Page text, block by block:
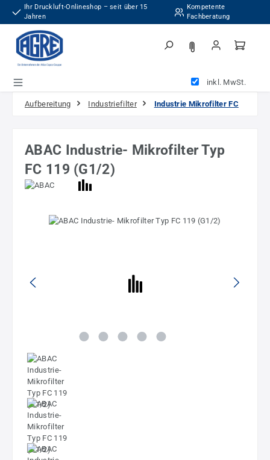
Zum Hauptinhalt springen
Ihr Druckluft-Onlineshop – seit über 15
Jahren
Kompetente
Fachberatung
inkl. MwSt.
Aufbereitung Industriefilter Industrie Mikrofilter FC
ABAC Industrie- Mikrofilter Typ
FC 119 (G1/2)
Bildergalerie überspringen